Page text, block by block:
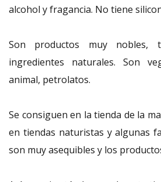
alcohol y fragancia. No tiene
Son productos muy nobles,
ingredientes naturales. Son
animal, petrolatos.
Se consiguen en la tienda de la
en tiendas naturistas y algunas
son muy asequibles y los